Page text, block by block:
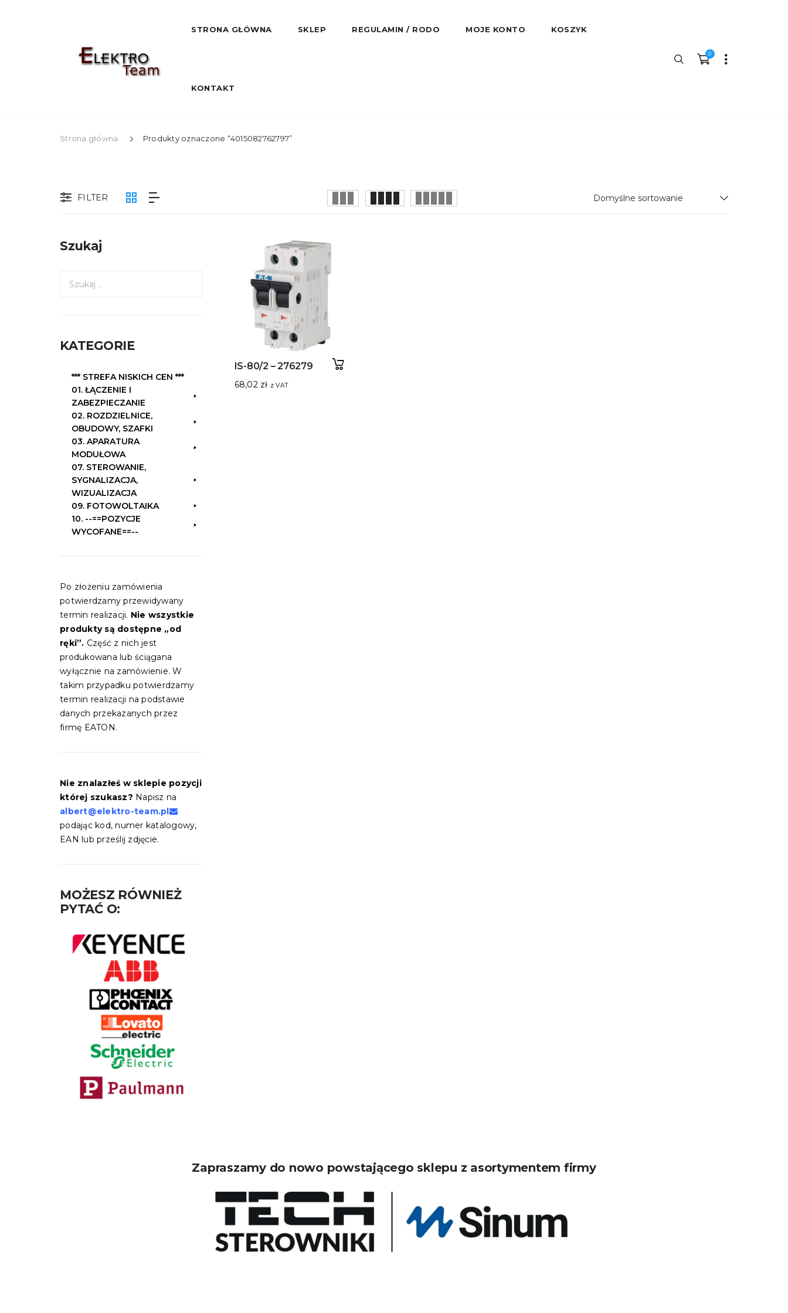
STRONA GŁÓWNA SKLEP REGULAMIN / RODO MOJE KONTO KOSZYK
KONTAKT
0
Strona główna Produkty oznaczone “4015082762797”
FILTER
Szukaj
jKATEGORIE
*** STREFA NISKICH CEN ***
01. ŁĄCZENIE I
ZABEZPIECZANIE
02. ROZDZIELNICE,
OBUDOWY, SZAFKI
03. APARATURA
MODUŁOWA
07. STEROWANIE,
SYGNALIZACJA,
WIZUALIZACJA
09. FOTOWOLTAIKA
10. --==POZYCJE
WYCOFANE==--
Po złożeniu zamówienia
potwierdzamy przewidywany
termin realizacji. Nie wszystkie
produkty są dostępne „od
ręki”. Część z nich jest
produkowana lub ściągana
wyłącznie na zamówienie. W
takim przypadku potwierdzamy
termin realizacji na podstawie
danych przekazanych przez
firmę EATON.
Nie znalazłeś w sklepie pozycji
której szukasz? Napisz na
albert@elektro-team.pl
podając kod, numer katalogowy,
EAN lub prześlij zdjęcie.
MOŻESZ RÓWNIEŻ
PYTAĆ O:
IS-80/2 – 276279
68,02 zł z VAT
Zapraszamy do nowo powstającego sklepu z asortymentem firmy